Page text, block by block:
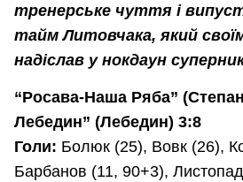
тренерське чуття і
тайм Литовчака, який
надіслав у нокдаун
“Росава-Наша Ряба”
Лебедин” (Лебедин) 3:8
Голи: Болюк (25), Вовк (26),
Барбанов (11, 90+3),